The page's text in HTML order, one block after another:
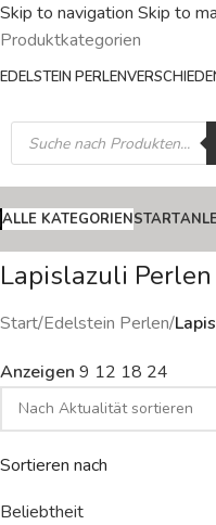
Skip to navigation Skip to
Produktkategorien
EDELSTEIN PERLEN
ALLE KATEGORIENSTART
Lapislazuli Perlen
Start/Edelstein Perlen/
Anzeigen 9 12 18 24
Sortieren nach
Beliebtheit